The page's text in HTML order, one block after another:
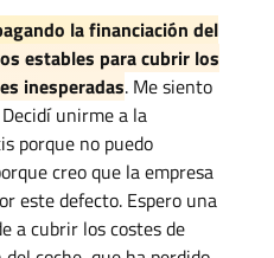
la financiación del
estables para cubrir los
inesperadas. Me siento
unirme a la
porque no puedo
creo que la empresa
este defecto. Espero una
a cubrir los costes de